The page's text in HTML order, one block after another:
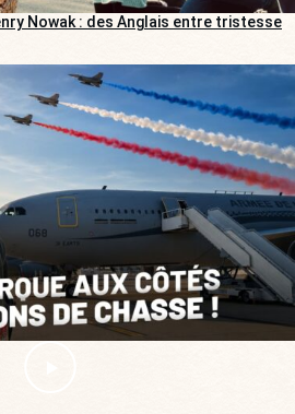
Nowak : des Anglais entre tristesse